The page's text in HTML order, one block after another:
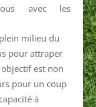
avec les
milieu du
pour attraper
est non
pour un coup
à